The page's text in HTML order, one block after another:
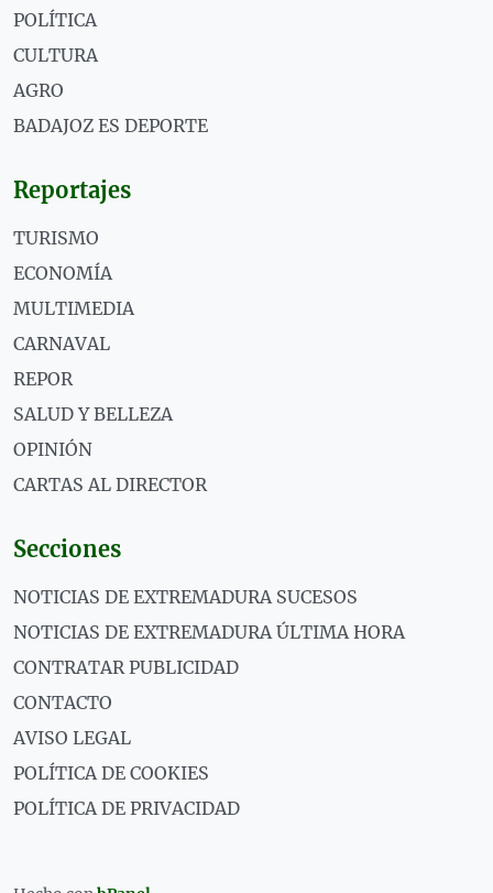
POLÍTICA
CULTURA
AGRO
BADAJOZ ES DEPORTE
Reportajes
TURISMO
ECONOMÍA
MULTIMEDIA
CARNAVAL
REPOR
SALUD Y BELLEZA
OPINIÓN
CARTAS AL DIRECTOR
Secciones
NOTICIAS DE EXTREMADURA SUCESOS
NOTICIAS DE EXTREMADURA ÚLTIMA HORA
CONTRATAR PUBLICIDAD
CONTACTO
AVISO LEGAL
POLÍTICA DE COOKIES
POLÍTICA DE PRIVACIDAD